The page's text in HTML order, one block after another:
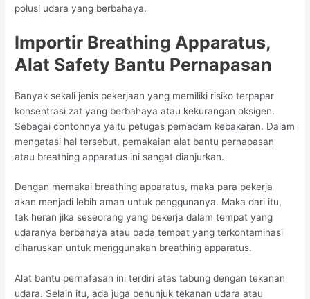
polusi udara yang berbahaya.
Importir Breathing Apparatus,
Alat Safety Bantu Pernapasan
Banyak sekali jenis pekerjaan yang memiliki risiko terpapar
konsentrasi zat yang berbahaya atau kekurangan oksigen.
Sebagai contohnya yaitu petugas pemadam kebakaran. Dalam
mengatasi hal tersebut, pemakaian alat bantu pernapasan
atau breathing apparatus ini sangat dianjurkan.
Dengan memakai breathing apparatus, maka para pekerja
akan menjadi lebih aman untuk penggunanya. Maka dari itu,
tak heran jika seseorang yang bekerja dalam tempat yang
udaranya berbahaya atau pada tempat yang terkontaminasi
diharuskan untuk menggunakan breathing apparatus.
Alat bantu pernafasan ini terdiri atas tabung dengan tekanan
udara. Selain itu, ada juga penunjuk tekanan udara atau